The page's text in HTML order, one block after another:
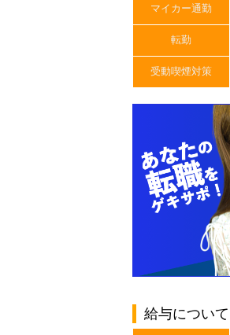
マイカー通勤
転勤
受動喫煙対策
給与について